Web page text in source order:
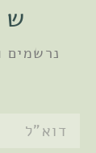
נרשמים